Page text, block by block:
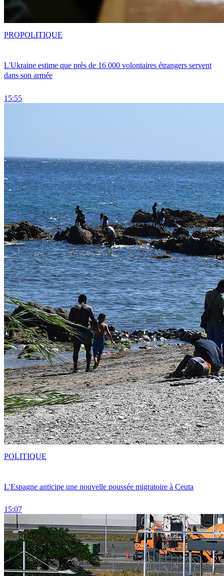
L'Ukraine estime que près de 16 000 volontaires étrangers servent
dans son armée
15:55
PROPOLITIQUE
L'Espagne anticipe une nouvelle poussée migratoire à Ceuta
15:07
POLITIQUE